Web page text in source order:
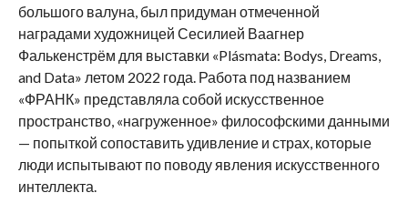
большого валуна, был придуман отмеченной
наградами художницей Сесилией Ваагнер
Фалькенстрём для выставки «Plásmata: Bodys, Dreams,
and Data» летом 2022 года. Работа под названием
«ФРАНК» представляла собой искусственное
пространство, «нагруженное» философскими данными
— попыткой сопоставить удивление и страх, которые
люди испытывают по поводу явления искусственного
интеллекта.